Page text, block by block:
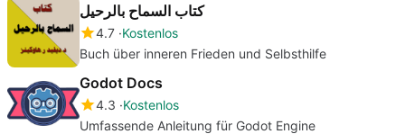
كتاب السماح بالرحيل
4.7 Kostenlos
Buch über inneren Frieden und Selbsthilfe
Godot Docs
4.3 Kostenlos
Umfassende Anleitung für Godot Engine